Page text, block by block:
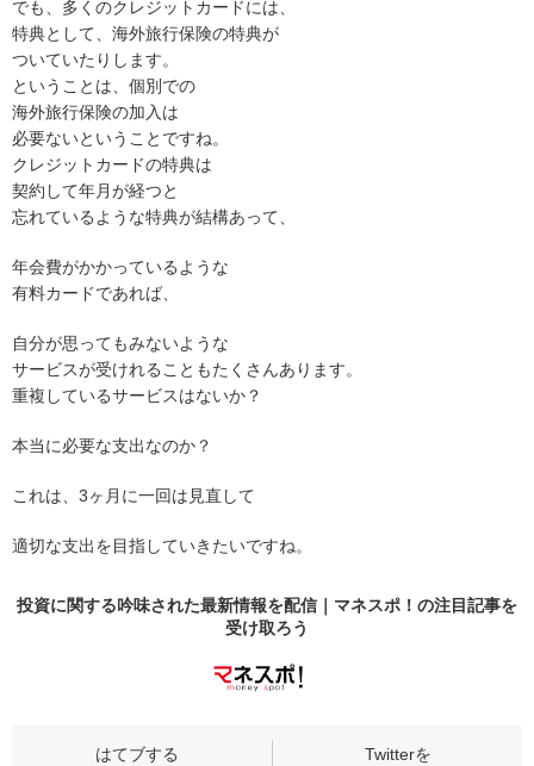
でも、多くのクレジットカードには、
特典として、海外旅行保険の特典が
ついていたりします。
ということは、個別での
海外旅行保険の加入は
必要ないということですね。
クレジットカードの特典は
契約して年月が経つと
忘れているような特典が結構あって、
年会費がかかっているような
有料カードであれば、
自分が思ってもみないような
サービスが受けれることもたくさんあります。
重複しているサービスはないか？
本当に必要な支出なのか？
これは、3ヶ月に一回は見直して
適切な支出を目指していきたいですね。
投資に関する吟味された最新情報を配信｜マネスポ！の注目記事を
受け取ろう